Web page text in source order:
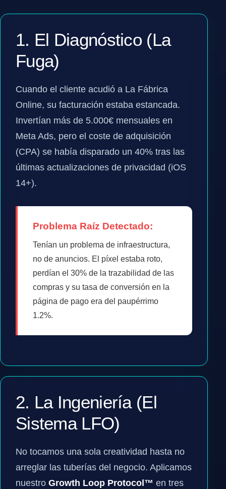
1. El Diagnóstico (La
Fuga)
Cuando el cliente acudió a La Fábrica
Online, su facturación estaba estancada.
Invertían más de 5.000€ mensuales en
Meta Ads, pero el coste de adquisición
(CPA) se había disparado un 40% tras las
últimas actualizaciones de privacidad (iOS
14+).
Problema Raíz Detectado:
Tenían un problema de infraestructura,
no de anuncios. El píxel estaba roto,
perdían el 30% de la trazabilidad de las
compras y su tasa de conversión en la
página de pago era del paupérrimo
1.2%.
2. La Ingeniería (El
Sistema LFO)
No tocamos una sola creatividad hasta no
arreglar las tuberías del negocio. Aplicamos
nuestro Growth Loop Protocol™ en tres